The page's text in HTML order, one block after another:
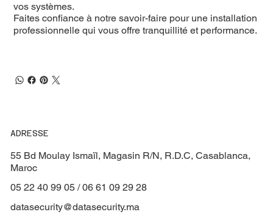
vos systèmes.
Faites confiance à notre savoir-faire pour une installation
professionnelle qui vous offre tranquillité et performance.
ADRESSE
55 Bd Moulay Ismaïl, Magasin R/N, R.D.C, Casablanca,
Maroc
05 22 40 99 05 / 06 61 09 29 28
datasecurity@datasecurity.ma